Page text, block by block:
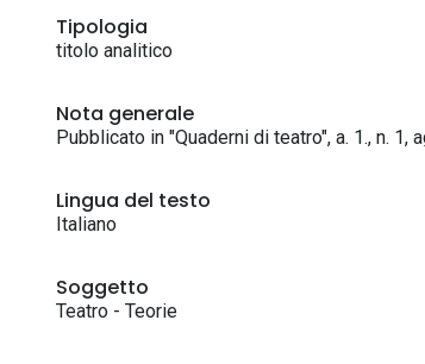
Tipologia
titolo analitico
Nota generale
Pubblicato in "Quaderni di teatro", a. 1., n. 1,
Lingua del testo
Italiano
Soggetto
Teatro - Teorie